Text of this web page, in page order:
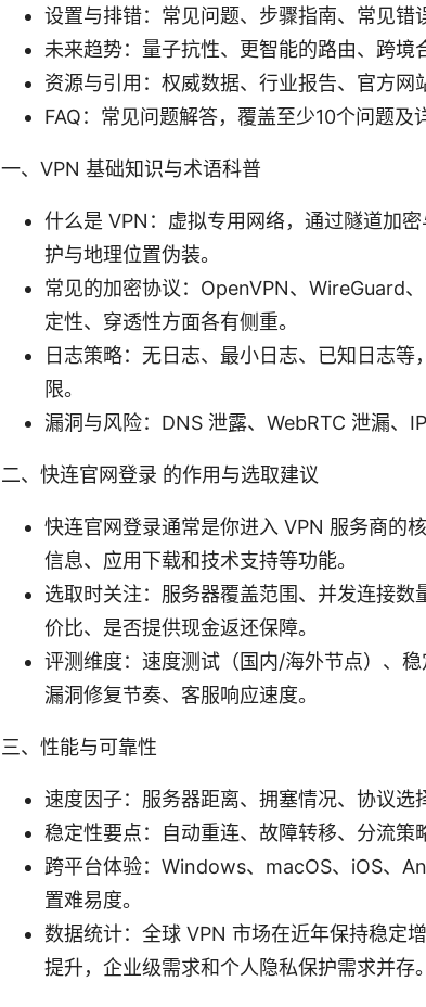
设置与排错：常见问题、步骤指南、常见错
未来趋势：量子抗性、更智能的路由、跨境
资源与引用：权威数据、行业报告、官方网
FAQ：常见问题解答，覆盖至少10个问题及
一、VPN 基础知识与术语科普
什么是 VPN：虚拟专用网络，通过隧道加
护与地理位置伪装。
常见的加密协议：OpenVPN、WireGuard
定性、穿透性方面各有侧重。
日志策略：无日志、最小日志、已知日志
限。
漏洞与风险：DNS 泄露、WebRTC 泄漏、
二、快连官网登录 的作用与选取建议
快连官网登录通常是你进入 VPN 服务商的
信息、应用下载和技术支持等功能。
选取时关注：服务器覆盖范围、并发连接
价比、是否提供现金返还保障。
评测维度：速度测试（国内/海外节点）、
漏洞修复节奏、客服响应速度。
三、性能与可靠性
速度因子：服务器距离、拥塞情况、协议选
稳定性要点：自动重连、故障转移、分流策
跨平台体验：Windows、macOS、iOS、
置难易度。
数据统计：全球 VPN 市场在近年保持稳定
提升，企业级需求和个人隐私保护需求并存。